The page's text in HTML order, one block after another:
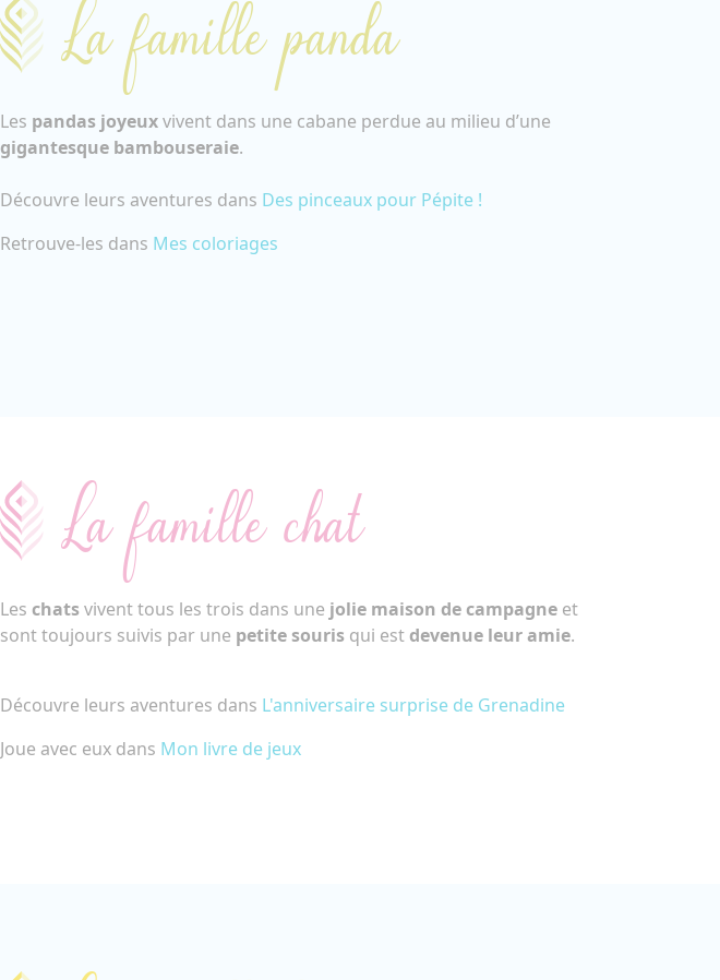
La famille panda
Les pandas joyeuxvivent dans une cabane perdue au milieu d’une
gigantesque bambouseraie.
Découvre leurs aventures dans Des pinceaux pour Pépite !
Retrouve-les dans Mes coloriages
La famille chat
Les chatsvivent tous les trois dans une jolie maison de campagne et
sont toujours suivis par une petite souris qui estdevenue leur amie.
Découvre leurs aventures dans L'anniversaire surprise de Grenadine
Joue avec eux dans Mon livre de jeux